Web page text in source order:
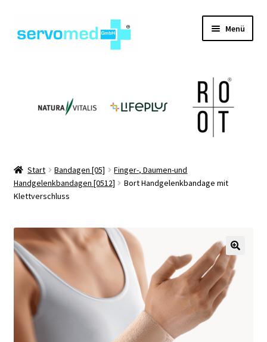
Navigation
Inhalt
Menü
öffnen
Pflegehilfsmittel
Informationen
Kontakt
Start Bandagen [05]
Finger-, Daumen-und
Handgelenkbandagen [0512]
Bort Handgelenkbandage mit
Klettverschluss
🔍